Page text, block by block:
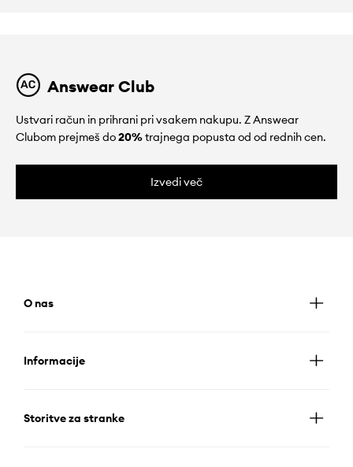
Answear Club
Ustvari račun in prihrani pri vsakem nakupu. Z Answear
Clubom prejmeš do20%trajnega popusta od od rednih cen.
Izvedi več
O nas
Informacije
Storitve za stranke